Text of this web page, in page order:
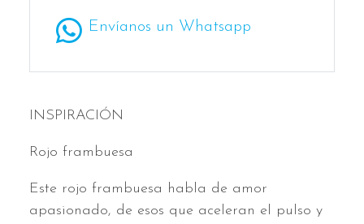
Envíanos un Whatsapp
INSPIRACIÓN
Rojo frambuesa
Este rojo frambuesa habla de amor
apasionado, de esos que aceleran el pulso y